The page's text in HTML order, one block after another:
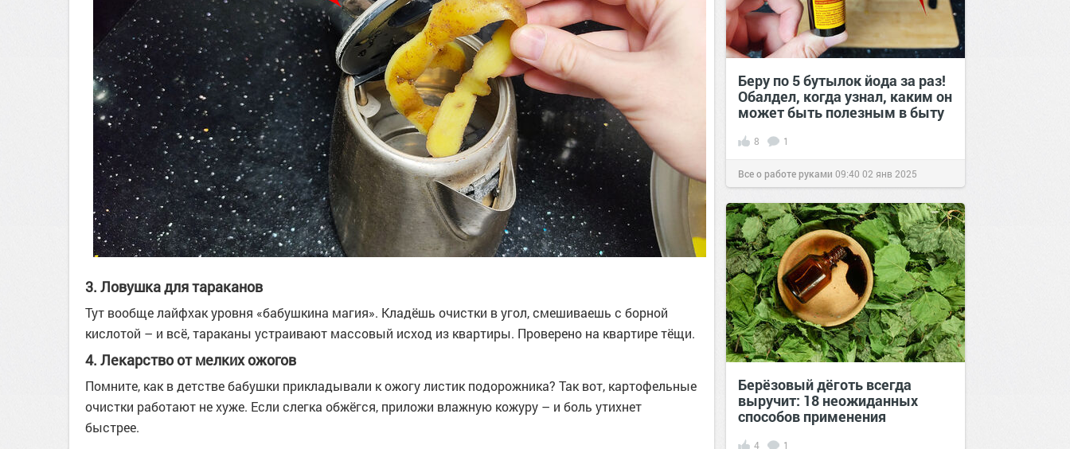
3. Ловушка для тараканов
Тут вообще лайфхак уровня «бабушкина магия». Кладёшь очистки в угол, смешиваешь с борной
кислотой – и всё, тараканы устраивают массовый исход из квартиры. Проверено на квартире тёщи.
4. Лекарство от мелких ожогов
Помните, как в детстве бабушки прикладывали к ожогу листик подорожника? Так вот, картофельные
очистки работают не хуже. Если слегка обжёгся, приложи влажную кожуру – и боль утихнет
быстрее.
Беру по 5 бутылок йода за раз!
Обалдел, когда узнал, каким он
может быть полезным в быту
8 1
Все о работе руками 09:40 02 янв 2025
Берёзовый дёготь всегда
выручит: 18 неожиданных
способов применения
4 1